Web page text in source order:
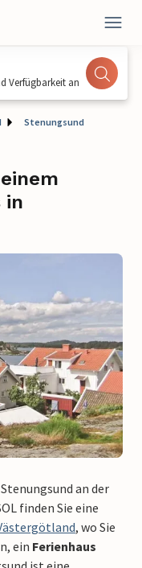
Verfügbarkeit an
Stenungsund
in
an der
finden Sie eine
, wo Sie
ein Ferienhaus